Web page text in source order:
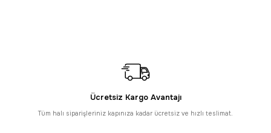
PROMOSYONLU ÜRÜN
Tüm Alışverişlerde Ücretsiz Kargo
Dekorenti Bonn 8804 Gri Halı – Modern Geometrik Desenli Tozumaz
Ücretsiz Kargo Avantajı
Tüm halı siparişleriniz kapınıza kadar ücretsiz ve hızlı teslimat.